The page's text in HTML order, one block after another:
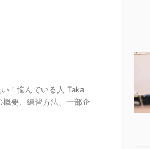
！悩んでいる人 Taka
要、練習方法、一部企